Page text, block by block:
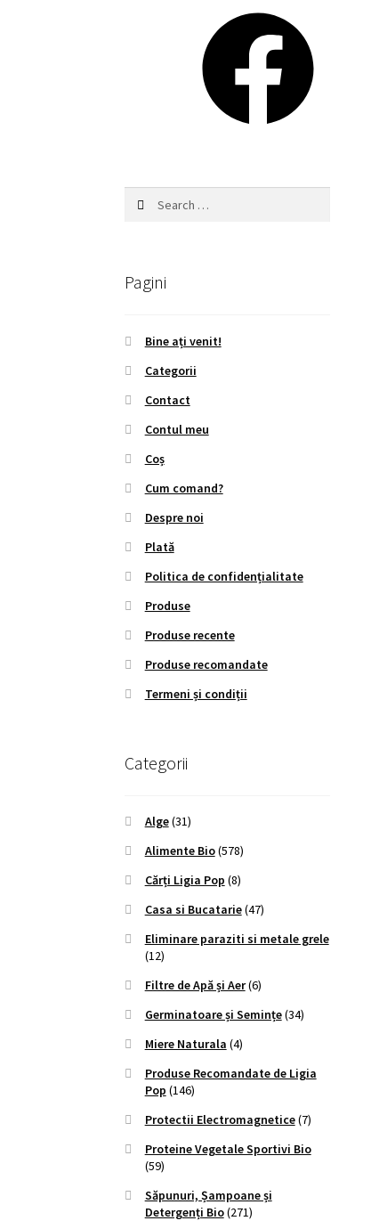
Pagini
Bine ați venit!
Categorii
Contact
Contul meu
Coș
Cum comand?
Despre noi
Plată
Politica de confidențialitate
Produse
Produse recente
Produse recomandate
Termeni și condiții
Categorii
Alge(31)
Alimente Bio(578)
Cărți Ligia Pop (8)
Casa si Bucatarie(47)
Eliminare paraziti si metale grele
(12)
Filtre de Apă și Aer(6)
Germinatoare și Semințe(34)
Miere Naturala (4)
Produse Recomandate de Ligia
Pop (146)
Protectii Electromagnetice(7)
Proteine Vegetale Sportivi Bio
(59)
Săpunuri, Șampoane și
Detergenți Bio(271)